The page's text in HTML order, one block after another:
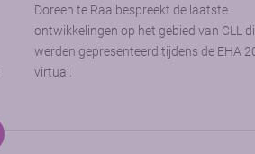
Doreen te Raa bespreekt de laatste
ontwikkelingen op het gebied van CLL
werden gepresenteerd tijdens de EHA
virtual.